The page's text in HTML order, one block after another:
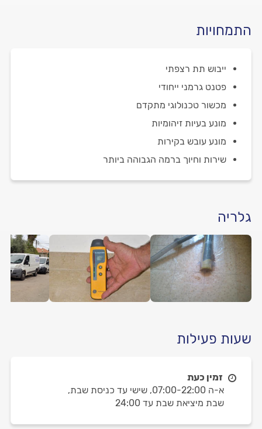
התמחויות
ייבוש תת רצפתי
פטנט גרמני ייחודי
מכשור טכנולוגי מתקדם
מונע בעיות זיהומיות
מונע עובש בקירות
שירות וחיוך ברמה הגבוהה ביותר
גלריה
שעות פעילות
זמין כעת
א-ה 07:00-22:00,
שישי עד כניסת שבת,
שבת מיציאת שבת עד 24:00